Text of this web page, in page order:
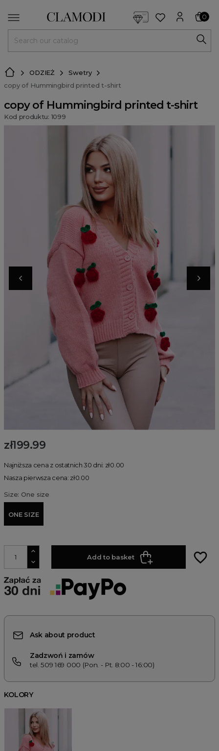
0
ODZIEŻ
Swetry
copy of Hummingbird printed t-shirt
copy of Hummingbird printed t-shirt
Kod produktu: 1099
zł199.99
Najniższa cena z ostatnich 30 dni: zł0.00
Nasza pierwsza cena: zł0.00
Size: One size
ONE SIZE
Add to basket favorite_border
Ask about product
Zadzwoń i zamów
tel. 509 169 000 (Pon. - Pt. 8:00 - 16:00)
KOLORY